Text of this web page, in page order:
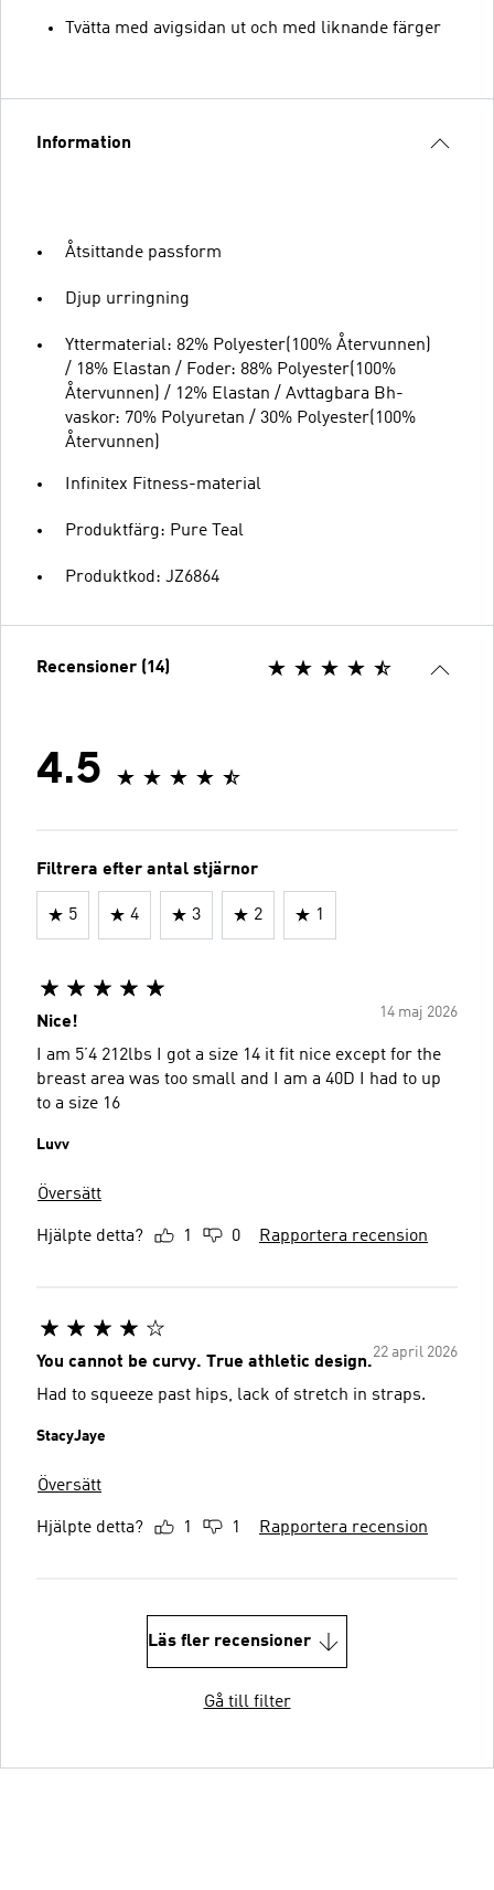
Tvätta med avigsidan ut och med liknande färger
Information
Åtsittande passform
Djup urringning
Yttermaterial: 82% Polyester(100% Återvunnen)
/ 18% Elastan / Foder: 88% Polyester(100%
Återvunnen) / 12% Elastan / Avttagbara Bh-
vaskor: 70% Polyuretan / 30% Polyester(100%
Återvunnen)
Infinitex Fitness-material
Produktfärg: Pure Teal
Produktkod: JZ6864
Recensioner (14)
4.5
Filtrera efter antal stjärnor
5 4 3 2 1
14 maj 2026
Nice!
I am 5’4 212lbs I got a size 14 it fit nice except for the
breast area was too small and I am a 40D I had to up
to a size 16
Luvv
Översätt
Hjälpte detta? 1 0 Rapportera recension
22 april 2026
You cannot be curvy. True athletic design.
Had to squeeze past hips, lack of stretch in straps.
StacyJaye
Översätt
Hjälpte detta? 1 1 Rapportera recension
Läs fler recensioner
Gå till filter